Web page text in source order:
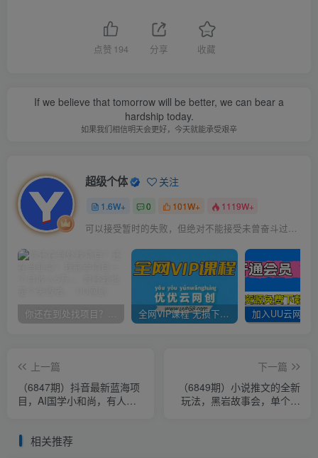
点赞 194 分享 收藏
If we believe that tomorrow will be better, we can bear a
hardship today.
如果我们相信明天会更好，今天就能承受艰辛
超级个体 关注
1.6W+ 0 101W+ 1119W+
可以接受暂时的失败，但绝对不能接受未曾奋斗过的自己
你还在到处找项目？还在当韭菜？我靠卖项目一个月收入5万+，曾经我也是个失败者。 全网VIP课程 无损下载~
上一篇
（6847期）抖音最新蓝海项
目，AI国学小和尚，有人靠
下一篇
（6849期）小说推文的全新
玩法，黑岩故事会，单个作
相关推荐